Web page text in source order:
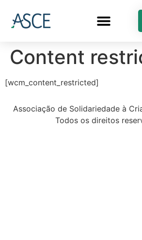
Content
[wcm_content_restricted]
Associação de Solidariedade à
Todos os direitos